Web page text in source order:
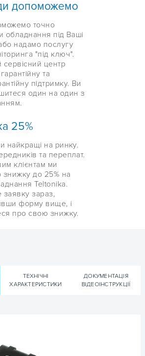
допоможемо
точно
обладнання під Ваші
надамо послугу
"під ключ".
сервісний центр
та
підтримку. Ви
один на один з
25%
найкращі на ринку.
та переплат.
клієнтам ми
знижку до 25% на
Teltonika.
заявку зараз,
форму вище, і
про свою знижку.
ТЕХНІЧНІ
ХАРАКТЕРИСТИКИ
ДОКУМЕНТАЦІЯ
ВІДЕОІНСТРУКЦІЇ
діапазони: 900/1800 МГц;